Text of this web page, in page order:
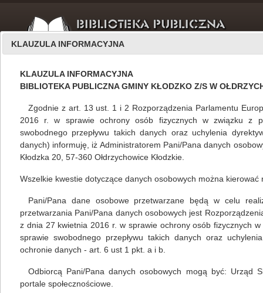
Filie BAK
Filmomaniacy bez tajemnic
Mariola Huzar, własne 27.11.2014
Filia Biblioteki Publicznej Gminy Kłodzko w
Jaszkowej Górnej gościła „Kłodzkich
filmomaniaków”, którzy zapoznali przybyłych
„Kłodzcy filmomaniacy” to nieformalna grupa młodzieży,
działająca od 2012 roku. W jej składzie jest obecnie 15
KLAUZULA INFORMACYJNA
KLAUZULA INFORMACYJNA
BIBLIOTEKA PUBLICZNA GMINY KŁODZKO Z/S W
Zgodnie z art. 13 ust. 1 i 2 Rozporządzenia Parlamentu
2016 r. w sprawie ochrony osób fizycznych w związku z
swobodnego przepływu takich danych oraz uchylenia
danych) informuję, iż Administratorem Pani/Pana danych
Kłodzka 20, 57-360 Ołdrzychowice Kłodzkie.
Wszelkie kwestie dotyczące danych osobowych można
Pani/Pana dane osobowe przetwarzane będą w celu
przetwarzania Pani/Pana danych osobowych jest
z dnia 27 kwietnia 2016 r. w sprawie ochrony osób fizycznych
sprawie swobodnego przepływu takich danych oraz
ochronie danych - art. 6 ust 1 pkt. a i b.
Odbiorcą Pani/Pana danych osobowych mogą być: Urząd
portale społecznościowe.